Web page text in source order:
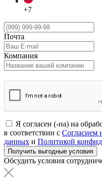
+7
Почта
Компания
Я согласен (-на) на
в соответствии с Согласием
данных и Политикой
Обсудить условия